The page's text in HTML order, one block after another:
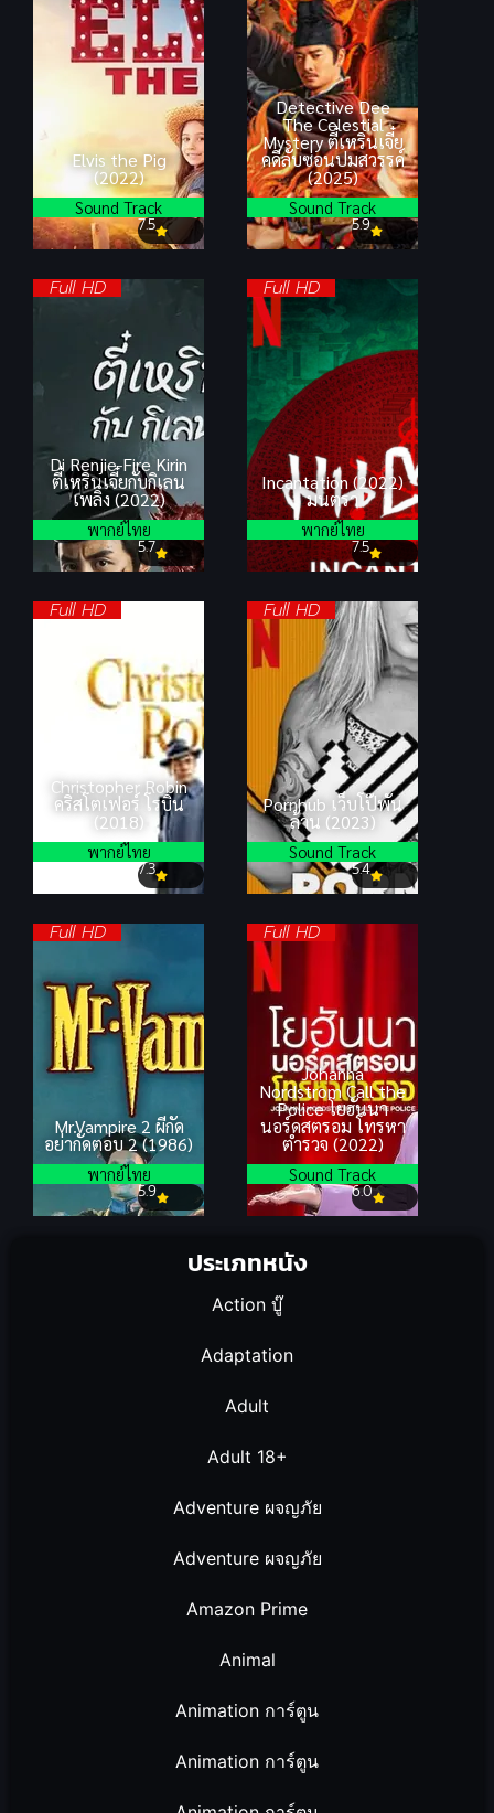
ประเภทหนัง
Action บู๊
Adaptation
Adult
Adult 18+
Adventure ผจญภัย
Adventure ผจญภัย
Amazon Prime
Animal
Animation การ์ตูน
Animation การ์ตูน
Elvis the Pig
(2022)
7.5
Sound Track
Detective Dee
The Celestial
Mystery ตี๋เหรินเจี๋ย
คดีลับซ่อนปมสวรรค์
(2025)
5.9
Sound Track
Full HD
Di Renjie-Fire Kirin
ตี๋เหรินเจี๋ยกับกิเลน
เพลิง (2022)
5.7
พากย์ไทย
Full HD
Incantation (2022)
มนตรา
7.5
พากย์ไทย
Full HD
Christopher Robin
คริสโตเฟอร์ โรบิน
(2018)
7.3
พากย์ไทย
Full HD
Pornhub เว็บโป๊พัน
ล้าน (2023)
5.4
Sound Track
Full HD
Mr.Vampire 2 ผีกัด
อย่ากัดตอบ 2 (1986)
5.9
พากย์ไทย
Full HD
Johanna
Nordstrom Call the
Police โยฮันนา
นอร์ดสตรอม โทรหา
ตำรวจ (2022)
6.0
Sound Track